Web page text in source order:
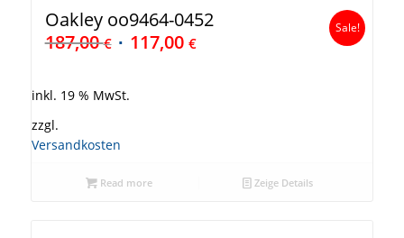
Oakley oo9464-0452
187,00€ 117,00 €
Sale!
inkl. 19 % MwSt.
zzgl.
Versandkosten
Read more Zeige Details